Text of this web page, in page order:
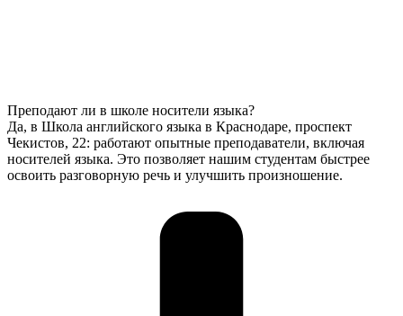
Преподают ли в школе носители языка?
Да, в Школа английского языка в Краснодаре, проспект
Чекистов, 22: работают опытные преподаватели, включая
носителей языка. Это позволяет нашим студентам быстрее
освоить разговорную речь и улучшить произношение.